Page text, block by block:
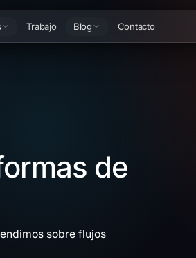
Trabajo Blog Contacto
de
sobre flujos